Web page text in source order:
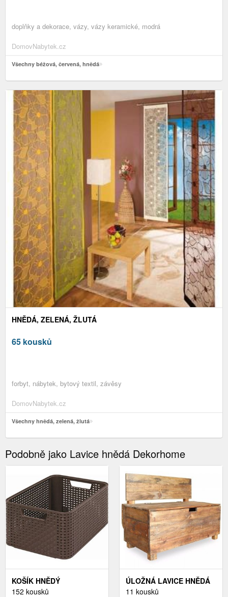
doplňky a dekorace, vázy, vázy keramické, modrá
DomovNabytek.cz
Všechny béžová, červená, hnědá
HNĚDÁ, ZELENÁ, ŽLUTÁ
65 kousků
forbyt, nábytek, bytový textil, závěsy
DomovNabytek.cz
Všechny hnědá, zelená, žlutá
Podobně jako Lavice hnědá Dekorhome
KOŠÍK HNĚDÝ
152 kousků
ÚLOŽNÁ LAVICE HNĚDÁ
DEKORHOME
11 kousků